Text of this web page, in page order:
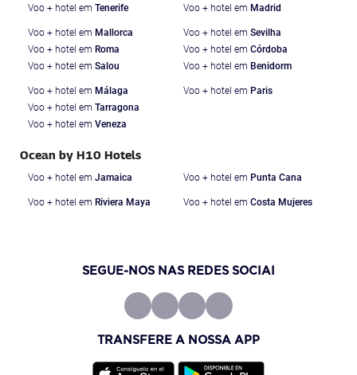
Voo + hotel em Tenerife
Voo + hotel em Madrid
Voo + hotel em Mallorca
Voo + hotel em Roma
Voo + hotel em Salou
Voo + hotel em Sevilha
Voo + hotel em Córdoba
Voo + hotel em Benidorm
Voo + hotel em Málaga
Voo + hotel em Tarragona
Voo + hotel em Veneza
Voo + hotel em Paris
Ocean by H10 Hotels
Voo + hotel em Jamaica Voo + hotel em Punta Cana
Voo + hotel em Riviera Maya Voo + hotel em Costa Mujeres
SEGUE-NOS NAS REDES SOCIAI
TRANSFERE A NOSSA APP